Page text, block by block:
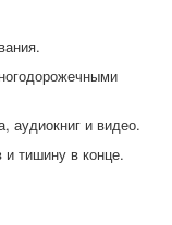
аудиокниг и видео.
и тишину в конце.